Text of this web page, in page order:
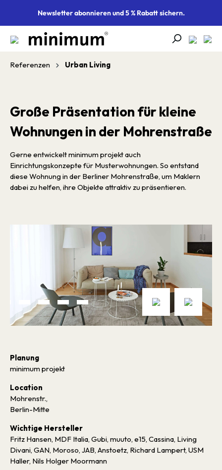
springenNewsletter abonnieren und 5 % Rabatt sichern.
Referenzen Urban Living
Große Präsentation für kleine
Wohnungen in der Mohrenstraße
Gerne entwickelt minimum projekt auch
Einrichtungskonzepte für Musterwohnungen. So entstand
diese Wohnung in der Berliner Mohrenstraße, um Maklern
dabei zu helfen, ihre Objekte attraktiv zu präsentieren.
Planung
minimum projekt
Location
Mohrenstr.,
Berlin-Mitte
Wichtige Hersteller
Fritz Hansen, MDF Italia, Gubi, muuto, e15, Cassina, Living
Divani, GAN, Moroso, JAB, Anstoetz, Richard Lampert, USM
Haller, Nils Holger Moormann